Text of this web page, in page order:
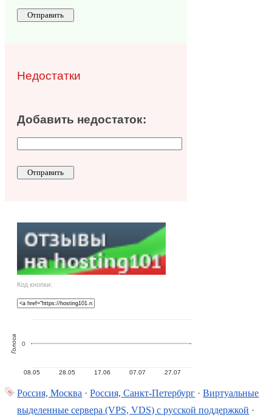
Недостатки
Добавить недостаток:
Код кнопки:
08.05 28.05 17.06 07.07 27.07
0
Голоса
Россия, Москва ·Россия, Санкт-Петербург ·Виртуальные
выделенные сервера (VPS, VDS) с русской поддержкой ·